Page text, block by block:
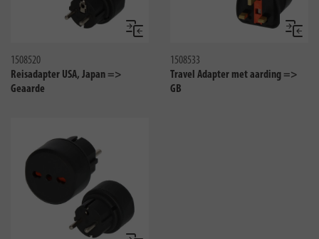
Vergelijken
1508520
Reisadapter USA, Japan =>
Geaarde
1508533
Travel Adapter met aarding =>
GB